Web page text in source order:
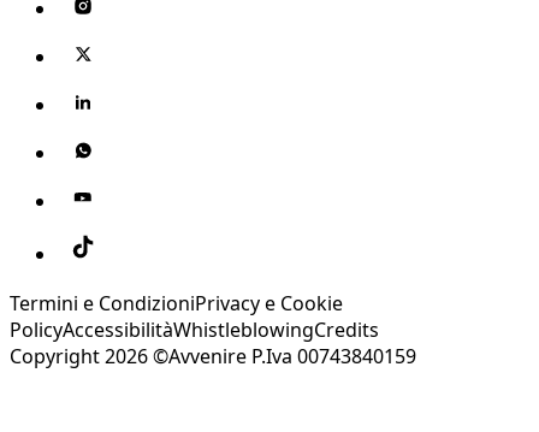
Termini e CondizioniPrivacy e Cookie
PolicyAccessibilitàWhistleblowingCredits
Copyright 2026 ©Avvenire P.Iva 00743840159